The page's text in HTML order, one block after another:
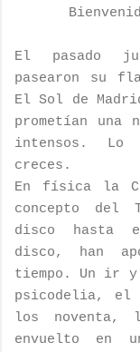
El pasado
pasearon su
El Sol de
prometían una
intensos. Lo
creces.
En física la
concepto del
disco hasta
disco, han
tiempo. Un ir
psicodelia,
los noventa,
envuelto en